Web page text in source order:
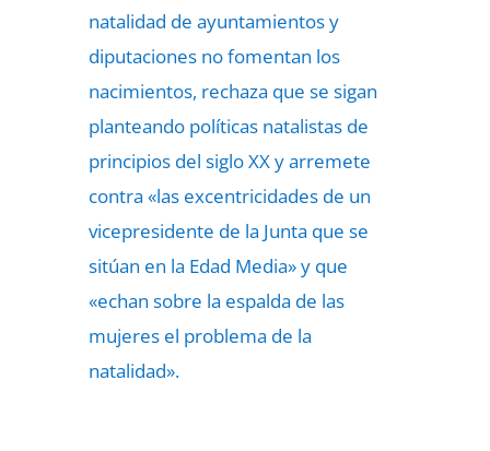
natalidad de ayuntamientos y
diputaciones no fomentan los
nacimientos, rechaza que se sigan
planteando políticas natalistas de
principios del siglo XX y arremete
contra «las excentricidades de un
vicepresidente de la Junta que se
sitúan en la Edad Media» y que
«echan sobre la espalda de las
mujeres el problema de la
natalidad».